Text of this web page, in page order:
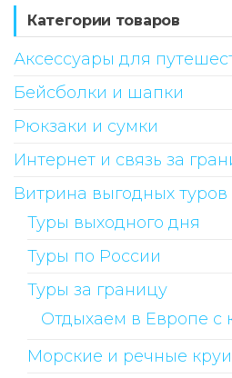
Категории товаров
Аксессуары для
Бейсболки и шапки
Рюкзаки и сумки
Интернет и связь за
Витрина выгодных туров
Туры выходного дня
Туры по России
Туры за границу
Отдыхаем в Европе с
Морские и речные